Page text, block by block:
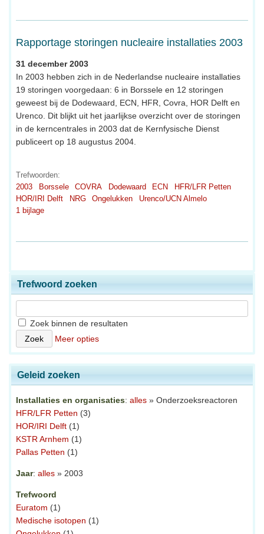
Rapportage storingen nucleaire installaties 2003
31 december 2003
In 2003 hebben zich in de Nederlandse nucleaire installaties
19 storingen voorgedaan: 6 in Borssele en 12 storingen
geweest bij de Dodewaard, ECN, HFR, Covra, HOR Delft en
Urenco. Dit blijkt uit het jaarlijkse overzicht over de storingen
in de kerncentrales in 2003 dat de Kernfysische Dienst
publiceert op 18 augustus 2004.
Trefwoorden:
2003
Borssele COVRA Dodewaard ECN
HFR/LFR Petten
HOR/IRI Delft
NRG Ongelukken
Urenco/UCN Almelo
1 bijlage
Trefwoord zoeken
Zoek binnen de resultaten
Meer opties
Geleid zoeken
Installaties en organisaties: alles » Onderzoeksreactoren
HFR/LFR Petten (3)
HOR/IRI Delft (1)
KSTR Arnhem (1)
Pallas Petten (1)
Jaar: alles » 2003
Trefwoord
Euratom (1)
Medische isotopen (1)